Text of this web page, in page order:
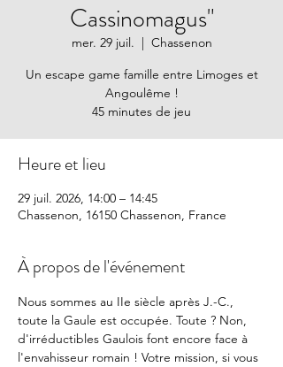
Cassinomagus"
mer. 29 juil.
  |
Chassenon
Un escape game famille entre Limoges et
Angoulême !
45 minutes de jeu
Heure et lieu
29 juil. 2026, 14:00 – 14:45
Chassenon, 16150 Chassenon, France
À propos de l'événement
Nous sommes au IIe siècle après J.-C.,
toute la Gaule est occupée. Toute ? Non,
d'irréductibles Gaulois font encore face à
l'envahisseur romain ! Votre mission, si vous